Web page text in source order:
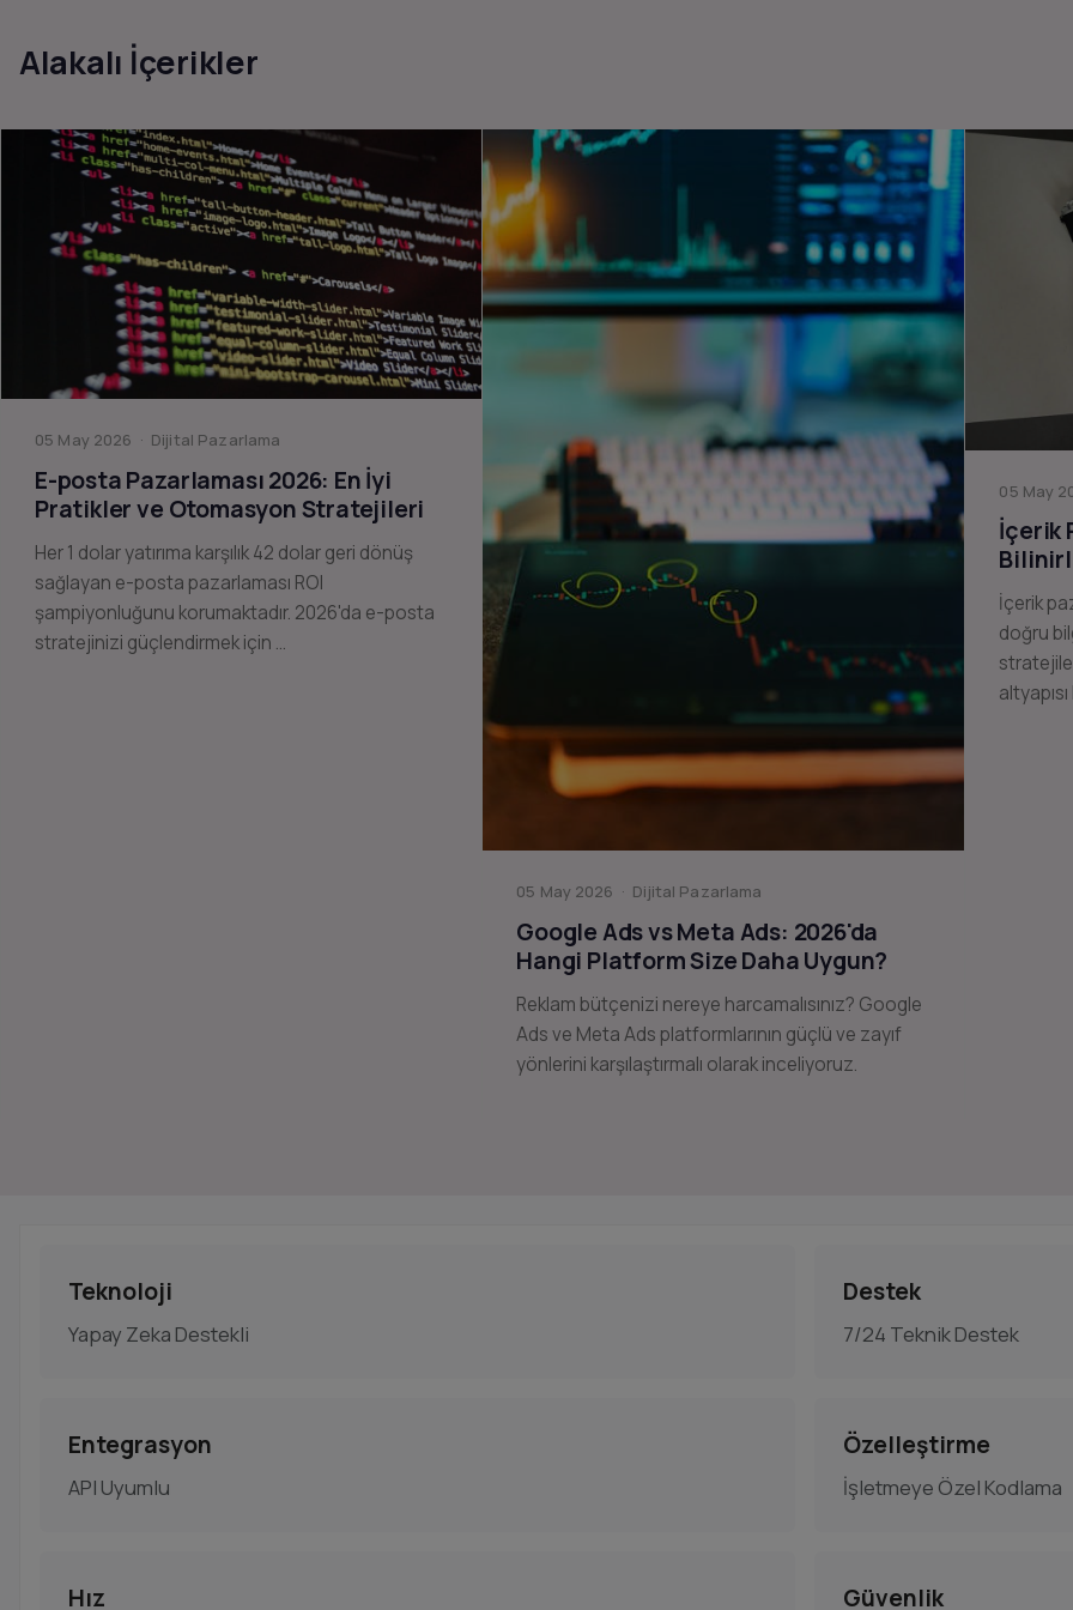
Alakalı İçerikler
05 May 2026 · Dijital Pazarlama
E-posta Pazarlaması 2026: En İyi
Pratikler ve Otomasyon Stratejileri
Her 1 dolar yatırıma karşılık 42 dolar geri dönüş
sağlayan e-posta pazarlaması ROI
şampiyonluğunu korumaktadır. 2026'da e-posta
stratejinizi güçlendirmek için …
05 May 2026 · Dijital Pazarlama
Google Ads vs Meta Ads: 2026'da
Hangi Platform Size Daha Uygun?
Reklam bütçenizi nereye harcamalısınız? Google
Ads ve Meta Ads platformlarının güçlü ve zayıf
yönlerini karşılaştırmalı olarak inceliyoruz.
05 May
İçerik
İçerik
doğru
Teknoloji
Yapay Zeka Destekli
Destek
7/24 Teknik Destek
Entegrasyon
API Uyumlu
Özelleştirme
İşletmeye Özel Kodlama
Hız Güvenlik